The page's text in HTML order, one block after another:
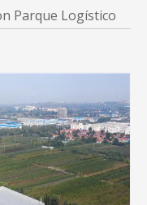
Parque Logístico